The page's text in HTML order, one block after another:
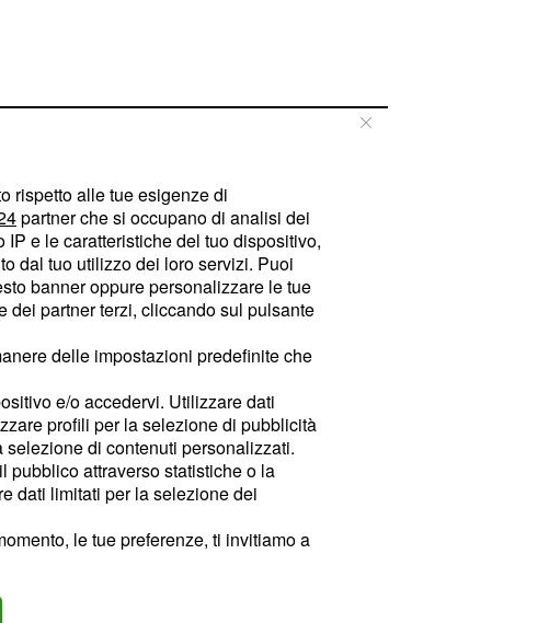
rispetto alle tue esigenze di
partner che si occupano di analisi dei
e le caratteristiche del tuo dispositivo,
dal tuo utilizzo dei loro servizi. Puoi
banner oppure personalizzare le tue
dei partner terzi, cliccando sul pulsante
delle impostazioni predefinite che
e/o accedervi. Utilizzare dati
profili per la selezione di pubblicità
di contenuti personalizzati.
pubblico attraverso statistiche o la
dati limitati per la selezione dei
le tue preferenze, ti invitiamo a